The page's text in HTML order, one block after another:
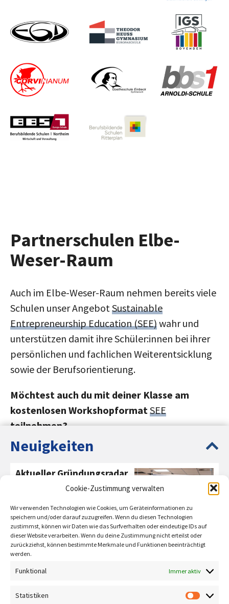
Cookie-Zustimmung verwalten
Wir verwenden Technologien wie Cookies, um Geräteinformationen zu
speichern und/oder darauf zuzugreifen. Wenn du diesen Technologien
zustimmst, können wir Daten wie das Surfverhalten oder eindeutige IDs auf
dieser Website verarbeiten. Wenn du deine Zustimmung nicht erteilst oder
zurückziehst, können bestimmte Merkmale und Funktionen beeinträchtigt
werden.
Funktional Immer aktiv
Statistiken
Partnerschulen Elbe-
Weser-Raum
Auch im Elbe-Weser-Raum nehmen bereits viele
Schulen unser AngebotSustainable
Entrepreneurship Education (SEE)wahr und
unterstützen damit ihre Schüler:innen bei ihrer
persönlichen und fachlichen Weiterentsicklung
sowie der Berufsorientierung.
Möchtest auch du mit deiner Klasse am
kostenlosen WorkshopformatSEE
teilnehmen?
Jetzt Kontakt aufnehmen!
Neuigkeiten
Aktueller Gründungsradar
bundesweit zur Spitze im
Hochschulranking des
Gründungsradars.
Entrepreneurship und